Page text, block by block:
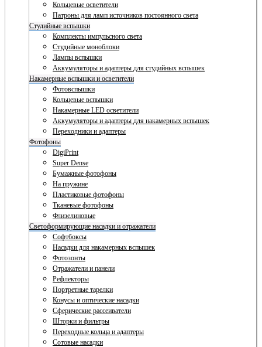
Кольцевые осветители
Патроны для ламп источников постоянного света
Студийные вспышки
Комплекты импульсного света
Студийные моноблоки
Лампы вспышки
Аккумуляторы и адаптеры для студийных вспышек
Накамерные вспышки и осветители
Фотовспышки
Кольцевые вспышки
Накамерные LED осветители
Аккумуляторы и адаптеры для накамерных вспышек
Переходники и адаптеры
Фотофоны
DigiPrint
Super Dense
Бумажные фотофоны
На пружине
Пластиковые фотофоны
Тканевые фотофоны
Флизелиновые
Светоформирующие насадки и отражатели
Софтбоксы
Насадки для накамерных вспышек
Фотозонты
Отражатели и панели
Рефлекторы
Портретные тарелки
Конусы и оптические насадки
Сферические рассеиватели
Шторки и фильтры
Переходные кольца и адаптеры
Сотовые насадки